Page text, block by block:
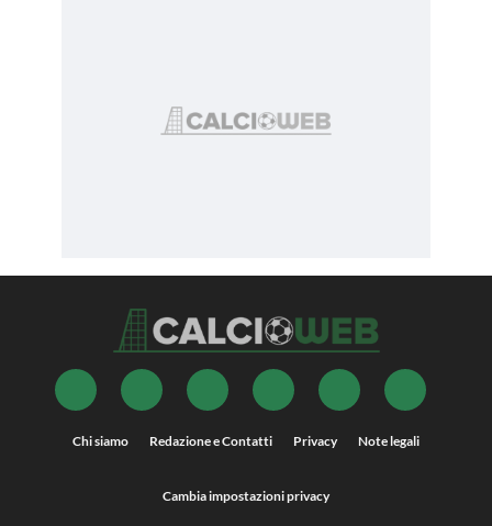
Chi siamo Redazione e Contatti Privacy Note legali
Cambia impostazioni privacy